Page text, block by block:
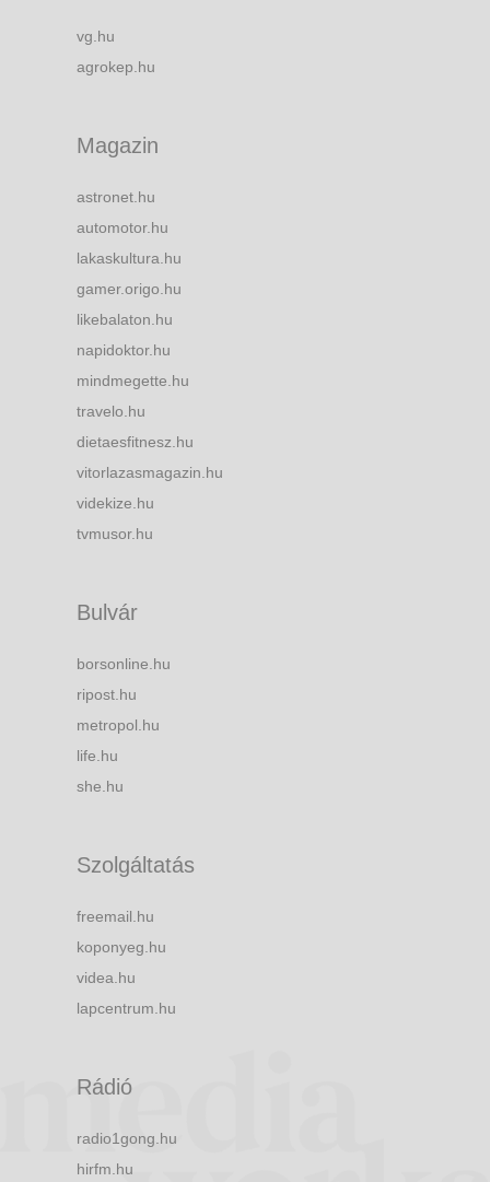
vg.hu
agrokep.hu
Magazin
astronet.hu
automotor.hu
lakaskultura.hu
gamer.origo.hu
likebalaton.hu
napidoktor.hu
mindmegette.hu
travelo.hu
dietaesfitnesz.hu
vitorlazasmagazin.hu
videkize.hu
tvmusor.hu
Bulvár
borsonline.hu
ripost.hu
metropol.hu
life.hu
she.hu
Szolgáltatás
freemail.hu
koponyeg.hu
videa.hu
lapcentrum.hu
Rádió
radio1gong.hu
hirfm.hu